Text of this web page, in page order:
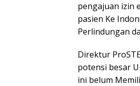
pengajuan izin
pasien Ke
Perlindungan
Direktur
potensi besar
ini belum